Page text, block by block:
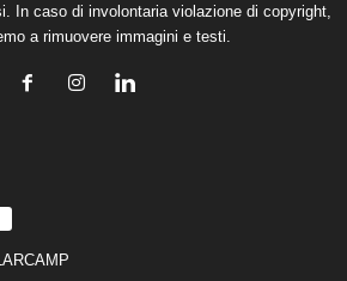
In caso di involontaria violazione di copyright,
a rimuovere immagini e testi.